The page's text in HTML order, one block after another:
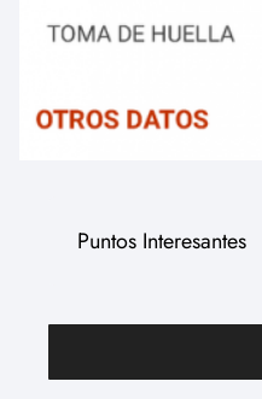
Puntos Interesantes